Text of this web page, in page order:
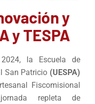
y
y TESPA
la Escuela de
San Patricio (UESPA)
Fiscomisional
repleta de